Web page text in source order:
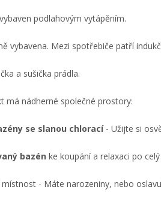
podlahovým vytápěním.
vybavena. Mezi spotřebiče patří
a sušička prádla.
má nádherné společné prostory:
se slanou chlorací- Užijte si
bazén ke koupání a relaxaci po
místnost - Máte narozeniny, nebo